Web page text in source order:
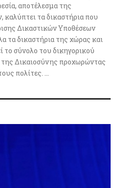
αποτέλεσμα της
τα δικαστήρια που
Δικαστικών Υποθέσεων
δικαστήρια της χώρας και
το σύνολο του δικηγορικού
της Δικαιοσύνης προχωρώντας
πολίτες. ...